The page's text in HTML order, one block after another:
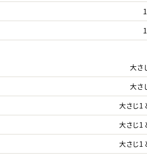
大さ
大さ
大さじ1
大さじ1
大さじ1